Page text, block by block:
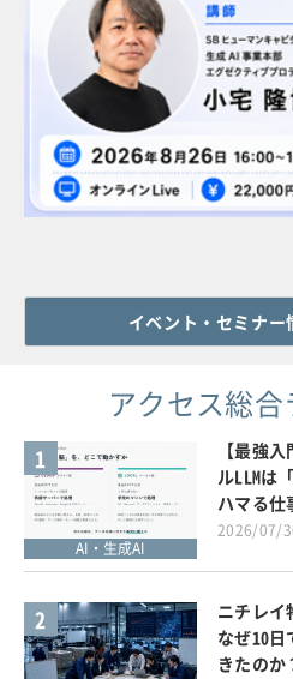
イベント・セミナ
アクセス総
1
AI・生成AI
【最強
ルLLMは
ハマる仕
2026/07/
2
ニチレイ
なぜ10日
きたのか